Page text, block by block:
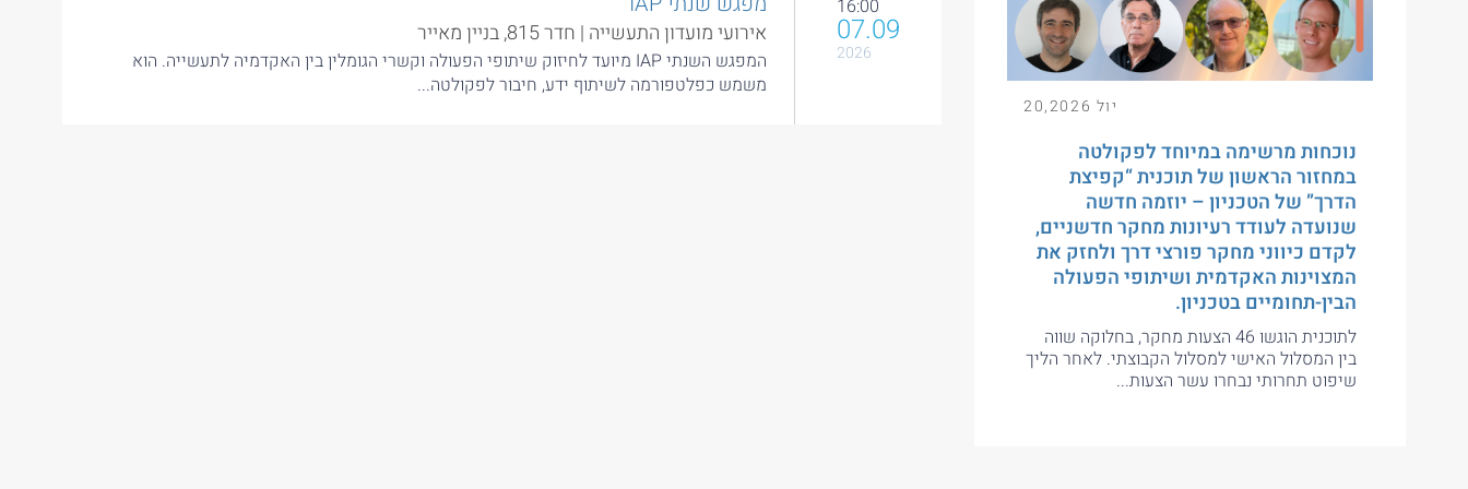
יול 20,2026
נוכחות מרשימה במיוחד לפקולטה
במחזור הראשון של תוכנית “קפיצת
הדרך” של הטכניון – יוזמה חדשה
שנועדה לעודד רעיונות מחקר חדשניים,
לקדם כיווני מחקר פורצי דרך ולחזק את
המצוינות האקדמית ושיתופי הפעולה
הבין-תחומיים בטכניון.
לתוכנית הוגשו 46 הצעות מחקר, בחלוקה שווה
בין המסלול האישי למסלול הקבוצתי. לאחר הליך
שיפוט תחרותי נבחרו עשר הצעות...
16:00
07.09
2026
אירועי מועדון התעשייה | חדר 815, בניין מאייר
המפגש השנתי IAP מיועד לחיזוק שיתופי הפעולה וקשרי הגומלין בין האקדמיה לתעשייה. הוא
משמש כפלטפורמה לשיתוף ידע, חיבור לפקולטה...